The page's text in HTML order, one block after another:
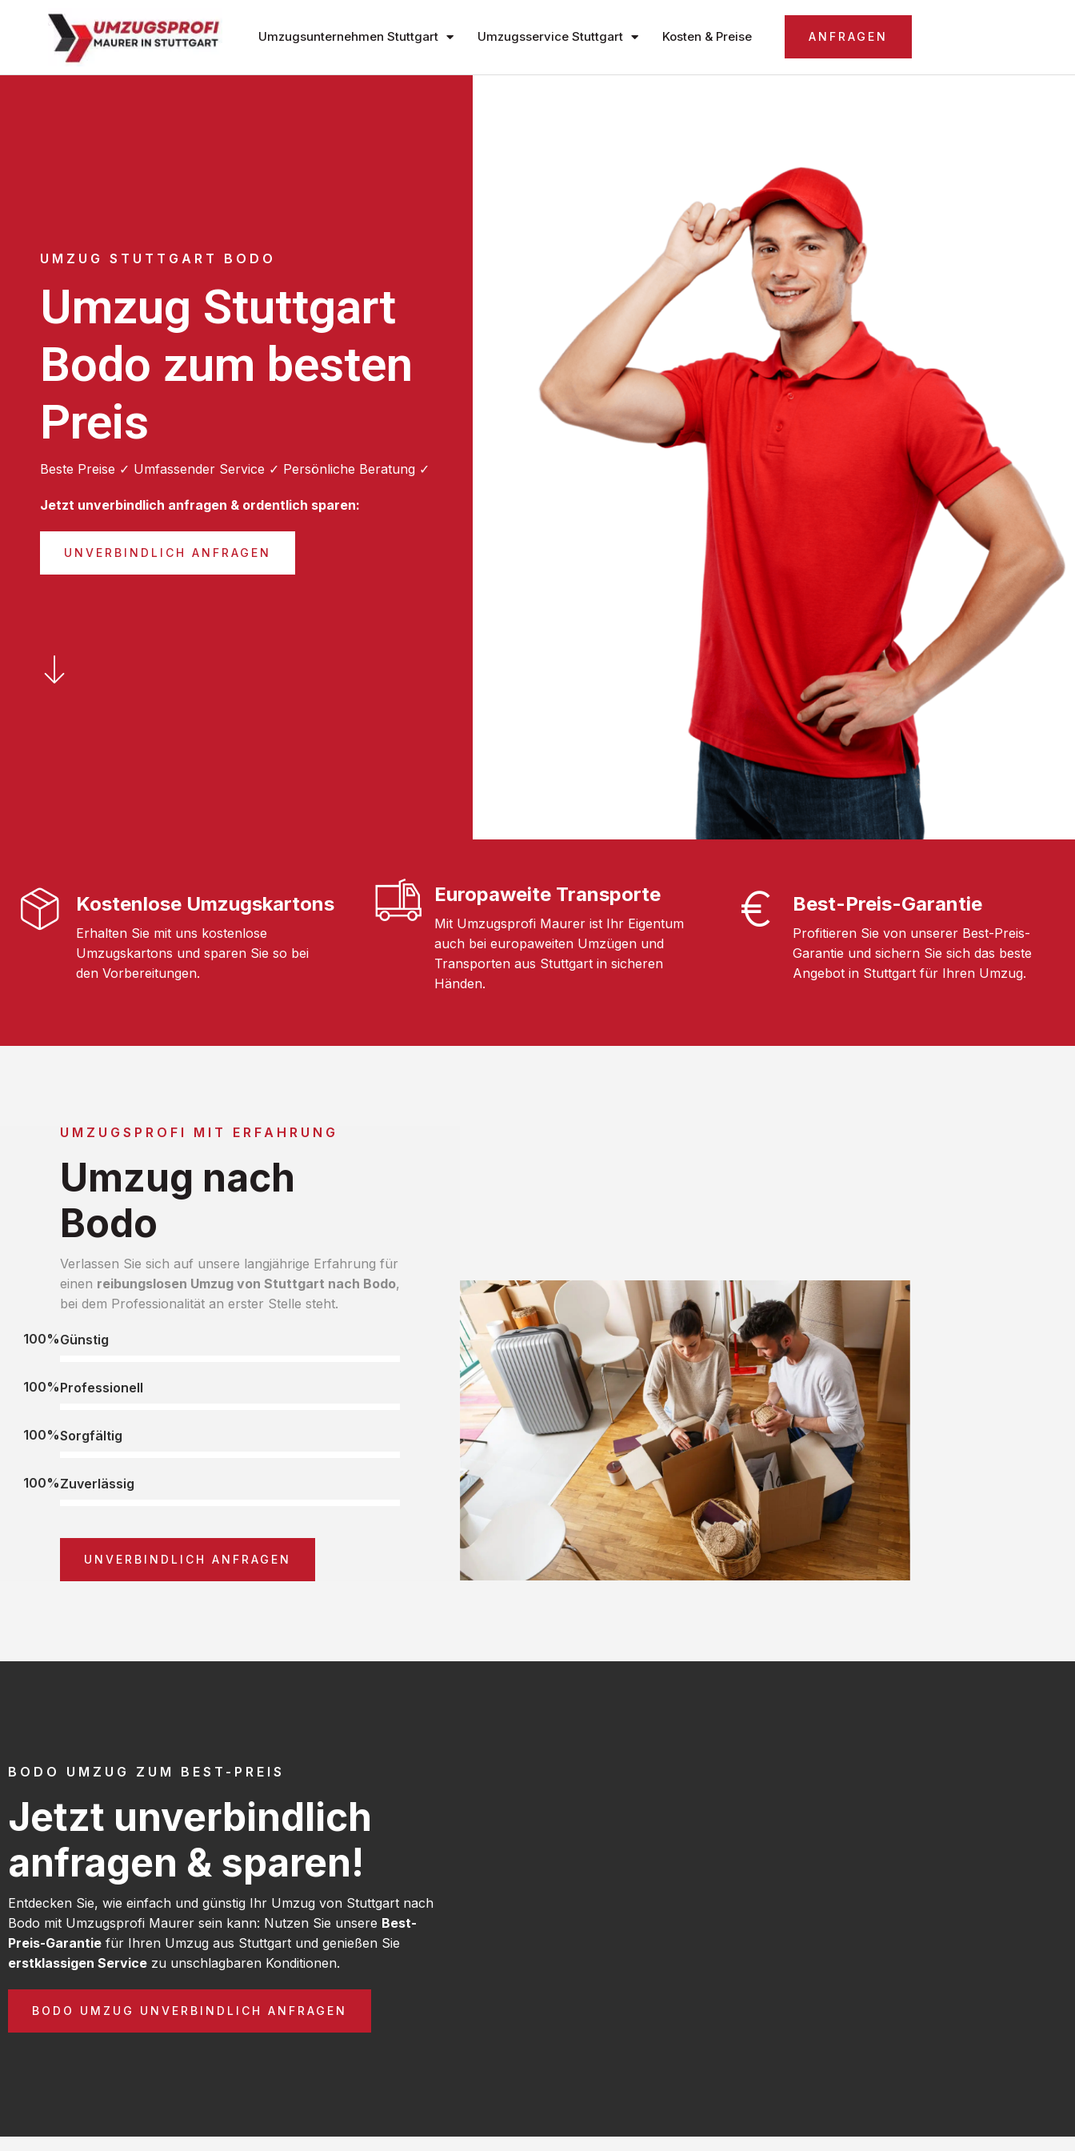
Umzugsunternehmen Stuttgart Umzugsservice Stuttgart Kosten & Preise ANFRAGEN
UMZUG STUTTGART BODO
Umzug Stuttgart
Bodo zum besten
Preis
Beste Preise ✓ Umfassender Service ✓ Persönliche Beratung ✓
Jetzt unverbindlich anfragen & ordentlich sparen:
UNVERBINDLICH ANFRAGEN
Kostenlose Umzugskartons
Erhalten Sie mit uns kostenlose
Umzugskartons und sparen Sie so bei
den Vorbereitungen.
Europaweite Transporte
Mit Umzugsprofi Maurer ist Ihr Eigentum
auch bei europaweiten Umzügen und
Transporten aus Stuttgart in sicheren
Händen.
Best-Preis-Garantie
Profitieren Sie von unserer Best-Preis-
Garantie und sichern Sie sich das beste
Angebot in Stuttgart für Ihren Umzug.
UMZUGSPROFI MIT ERFAHRUNG
Umzug nach
Bodo
Verlassen Sie sich auf unsere langjährige Erfahrung für
einen reibungslosen Umzug von Stuttgart nach Bodo,
bei dem Professionalität an erster Stelle steht.
Günstig
100%
Professionell
100%
Sorgfältig
100%
Zuverlässig
100%
UNVERBINDLICH ANFRAGEN
BODO UMZUG ZUM BEST-PREIS
Jetzt unverbindlich
anfragen & sparen!
Entdecken Sie, wie einfach und günstig Ihr Umzug von Stuttgart nach
Bodo mit Umzugsprofi Maurer sein kann: Nutzen Sie unsere Best-
Preis-Garantie für Ihren Umzug aus Stuttgart und genießen Sie
erstklassigen Service zu unschlagbaren Konditionen.
BODO UMZUG UNVERBINDLICH ANFRAGEN